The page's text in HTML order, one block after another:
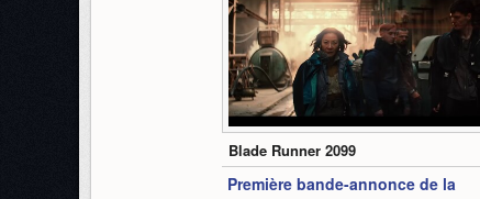
Blade Runner 2099
Première bande-annonce de la